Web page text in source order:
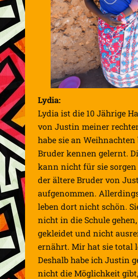
Lydia:
Lydia ist die 10 Jährige
von Justin meiner
habe sie an Weihnachten
Bruder kennen gelernt.
kann nicht für sie sorgen
der ältere Bruder von
aufgenommen.
leben dort nicht schön.
nicht in die Schule
gekleidet und nicht
ernährt. Mir hat sie total
Deshalb habe ich Justin
nicht die Möglichkeit